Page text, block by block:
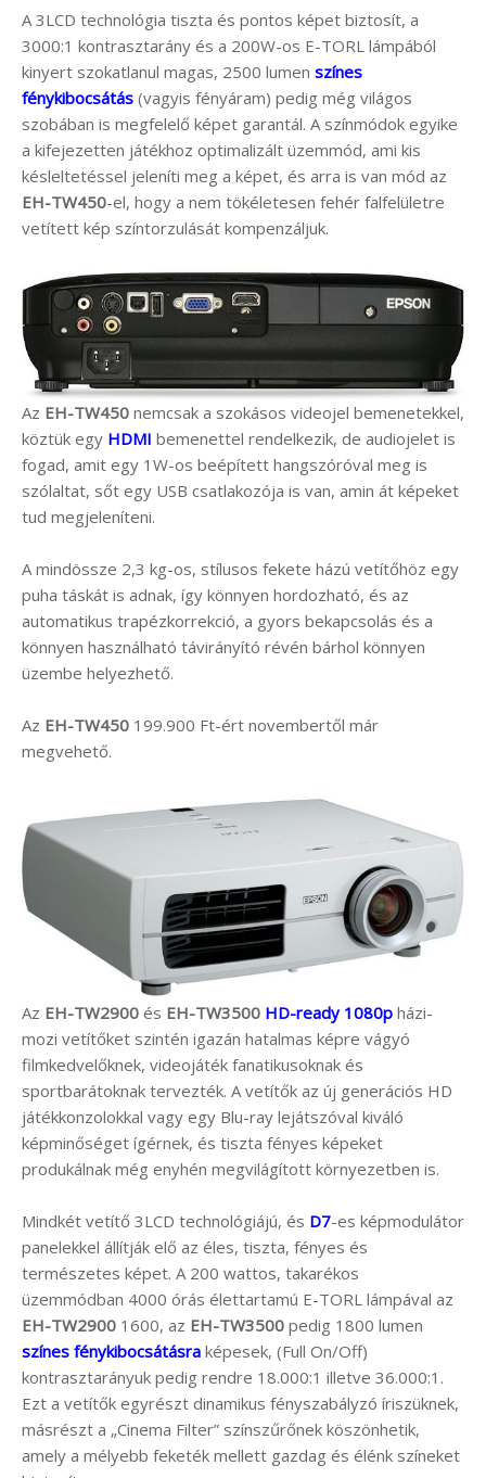
A 3LCD technológia tiszta és pontos képet biztosít, a
3000:1 kontrasztarány és a 200W-os E-TORL lámpából
kinyert szokatlanul magas, 2500 lumen színes
fénykibocsátás (vagyis fényáram) pedig még világos
szobában is megfelelő képet garantál. A színmódok egyike
a kifejezetten játékhoz optimalizált üzemmód, ami kis
késleltetéssel jeleníti meg a képet, és arra is van mód az
EH-TW450-el, hogy a nem tökéletesen fehér falfelületre
vetített kép színtorzulását kompenzáljuk.
Az EH-TW450 nemcsak a szokásos videojel bemenetekkel,
köztük egy HDMI bemenettel rendelkezik, de audiojelet is
fogad, amit egy 1W-os beépített hangszóróval meg is
szólaltat, sőt egy USB csatlakozója is van, amin át képeket
tud megjeleníteni.
A mindössze 2,3 kg-os, stílusos fekete házú vetítőhöz egy
puha táskát is adnak, így könnyen hordozható, és az
automatikus trapézkorrekció, a gyors bekapcsolás és a
könnyen használható távirányító révén bárhol könnyen
üzembe helyezhető.
Az EH-TW450 199.900 Ft-ért novembertől már
megvehető.
Az EH-TW2900 és EH-TW3500 HD-ready 1080p házi-
mozi vetítőket szintén igazán hatalmas képre vágyó
filmkedvelőknek, videojáték fanatikusoknak és
sportbarátoknak tervezték. A vetítők az új generációs HD
játékkonzolokkal vagy egy Blu-ray lejátszóval kiváló
képminőséget ígérnek, és tiszta fényes képeket
produkálnak még enyhén megvilágított környezetben is.
Mindkét vetítő 3LCD technológiájú, és D7-es képmodulátor
panelekkel állítják elő az éles, tiszta, fényes és
természetes képet. A 200 wattos, takarékos
üzemmódban 4000 órás élettartamú E-TORL lámpával az
EH-TW2900 1600, az EH-TW3500 pedig 1800 lumen
színes fénykibocsátásra képesek, (Full On/Off)
kontrasztarányuk pedig rendre 18.000:1 illetve 36.000:1.
Ezt a vetítők egyrészt dinamikus fényszabályzó íriszüknek,
másrészt a „Cinema Filter” színszűrőnek köszönhetik,
amely a mélyebb feketék mellett gazdag és élénk színeket